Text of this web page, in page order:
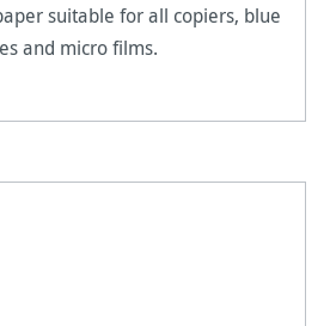
suitable for all copiers, blue
and micro films.